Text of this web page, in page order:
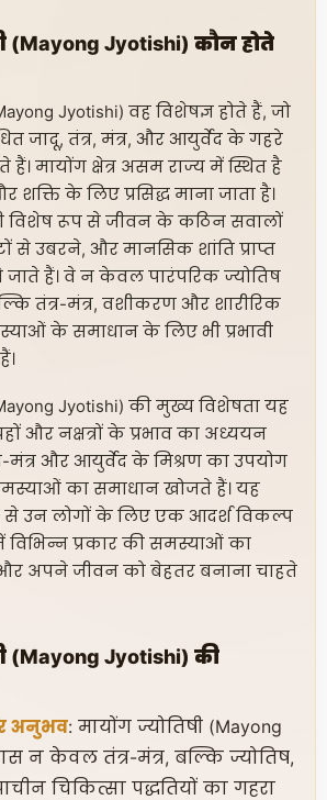
(Mayong Jyotishi) कौन होते
Jyotishi) वह विशेषज्ञ होते हैं, जो
जादू, तंत्र, मंत्र, और आयुर्वेद के गहरे
हैं। मायोंग क्षेत्र असम राज्य में स्थित है
शक्ति के लिए प्रसिद्ध माना जाता है।
विशेष रूप से जीवन के कठिन सवालों
से उबरने, और मानसिक शांति प्राप्त
हैं। वे न केवल पारंपरिक ज्योतिष
तंत्र-मंत्र, वशीकरण और शारीरिक
के समाधान के लिए भी प्रभावी
Jyotishi) की मुख्य विशेषता यह
और नक्षत्रों के प्रभाव का अध्ययन
मंत्र और आयुर्वेद के मिश्रण का उपयोग
का समाधान खोजते हैं। यह
से उन लोगों के लिए एक आदर्श विकल्प
विभिन्न प्रकार की समस्याओं का
अपने जीवन को बेहतर बनाना चाहते
(Mayong Jyotishi) की
अनुभव: मायोंग ज्योतिषी (Mayong
न केवल तंत्र-मंत्र, बल्कि ज्योतिष,
चिकित्सा पद्धतियों का गहरा